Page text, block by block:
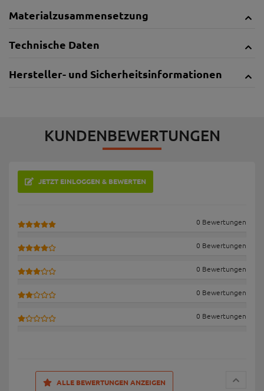
Materialzusammensetzung
Technische Daten
Hersteller- und Sicherheitsinformationen
KUNDENBEWERTUNGEN
JETZT EINLOGGEN & BEWERTEN
0 Bewertungen
0 Bewertungen
0 Bewertungen
0 Bewertungen
0 Bewertungen
ALLE BEWERTUNGEN ANZEIGEN